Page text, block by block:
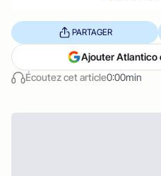
Écoutez cet article0:00min
PARTAGER
Ajouter Atlantico